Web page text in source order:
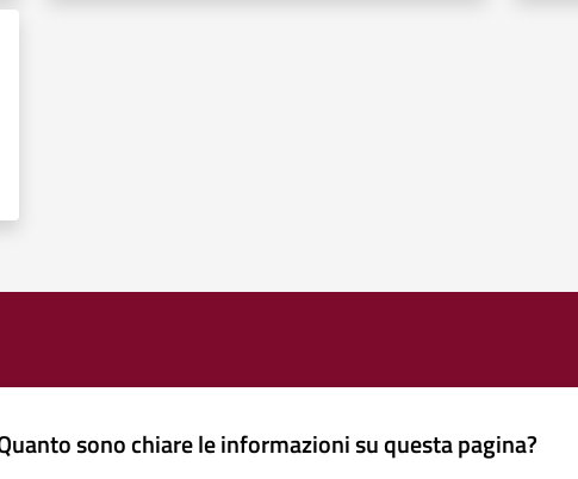
sono chiare le informazioni su questa pagina?